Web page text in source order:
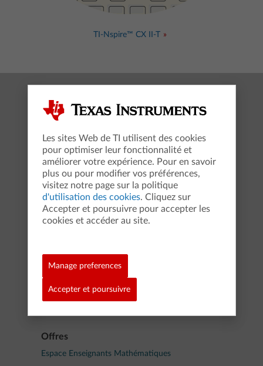
TI-Nspire™ CX II-T
TI-Collège™ Plus Solaire
MaClasseTI.fr
TI-83 Premium CE Edition Python
TI-82 Advanced Edition Python
Tutos vidéo
Logiciel TI-Nspire™ CX Premium
Mode Examen
Offres
Espace Enseignants Mathématiques
Les sites Web de TI utilisent des cookies
pour optimiser leur fonctionnalité et
améliorer votre expérience. Pour en savoir
plus ou pour modifier vos préférences,
visitez notre page sur la politique
d'utilisation des cookies. Cliquez sur
Accepter et poursuivre pour accepter les
cookies et accéder au site.
Manage preferences
Accepter et poursuivre